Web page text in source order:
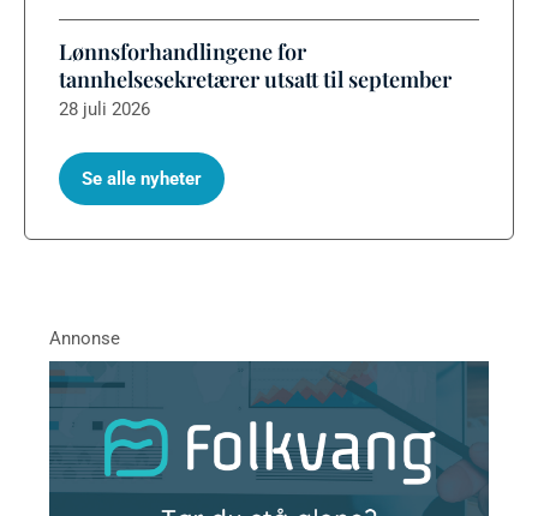
Lønnsforhandlingene for
tannhelsesekretærer utsatt til september
28 juli 2026
Se alle nyheter